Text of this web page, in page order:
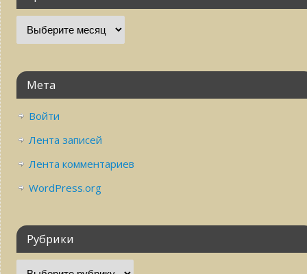
Мета
Войти
Лента записей
Лента комментариев
WordPress.org
Рубрики